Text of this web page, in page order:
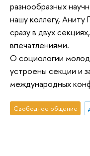
разнообразных
нашу коллегу,
сразу в двух
впечатлениями.
О социологии
устроены секции и
международных
Свободное общение